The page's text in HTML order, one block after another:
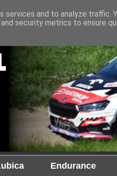
Endurance
and to analyze traffic.
security metrics to ensure